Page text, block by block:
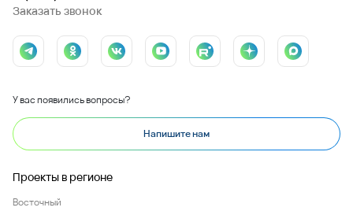
Заказать звонок
У вас появились вопросы?
Напишите нам
Проекты в регионе
Восточный